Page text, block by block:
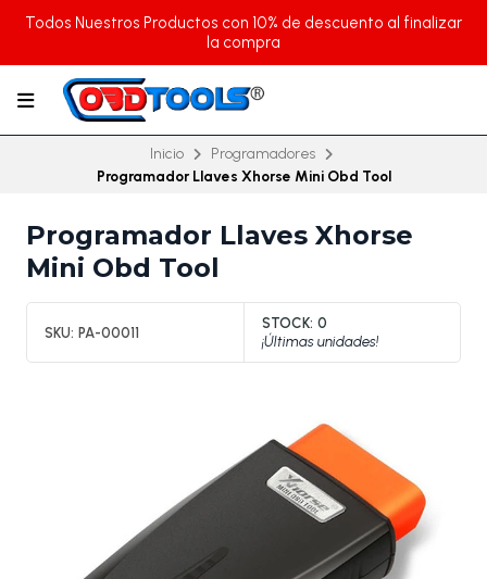
Todos Nuestros Productos con 10% de descuento al finalizar
la compra
Inicio
Programadores
Programador Llaves Xhorse Mini Obd Tool
Programador Llaves Xhorse
Mini Obd Tool
SKU: PA-00011
STOCK: 0
¡Últimas unidades!